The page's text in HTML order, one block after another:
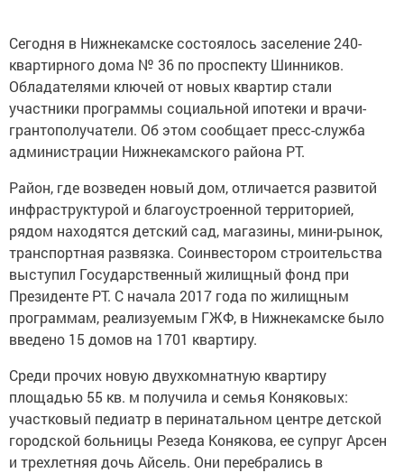
Сегодня в Нижнекамске состоялось заселение 240-
квартирного дома № 36 по проспекту Шинников.
Обладателями ключей от новых квартир стали
участники программы социальной ипотеки и врачи-
грантополучатели. Об этом сообщает пресс-служба
администрации Нижнекамского района РТ.
Район, где возведен новый дом, отличается развитой
инфраструктурой и благоустроенной территорией,
рядом находятся детский сад, магазины, мини-рынок,
транспортная развязка. Соинвестором строительства
выступил Государственный жилищный фонд при
Президенте РТ. С начала 2017 года по жилищным
программам, реализуемым ГЖФ, в Нижнекамске было
введено 15 домов на 1701 квартиру.
Среди прочих новую двухкомнатную квартиру
площадью 55 кв. м получила и семья Коняковых:
участковый педиатр в перинатальном центре детской
городской больницы Резеда Конякова, ее супруг Арсен
и трехлетняя дочь Айсель. Они перебрались в